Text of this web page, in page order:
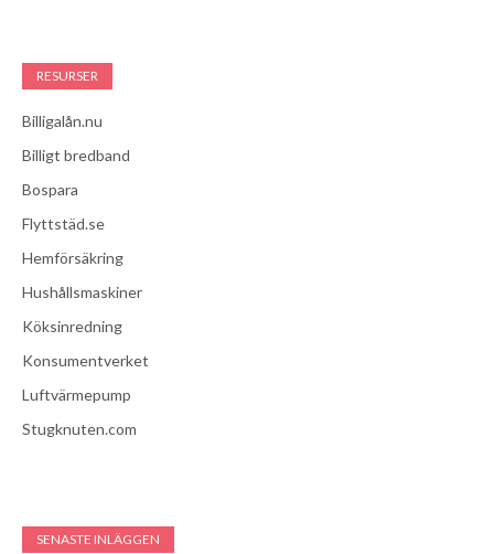
RESURSER
Billigalån.nu
Billigt bredband
Bospara
Flyttstäd.se
Hemförsäkring
Hushållsmaskiner
Köksinredning
Konsumentverket
Luftvärmepump
Stugknuten.com
SENASTE INLÄGGEN